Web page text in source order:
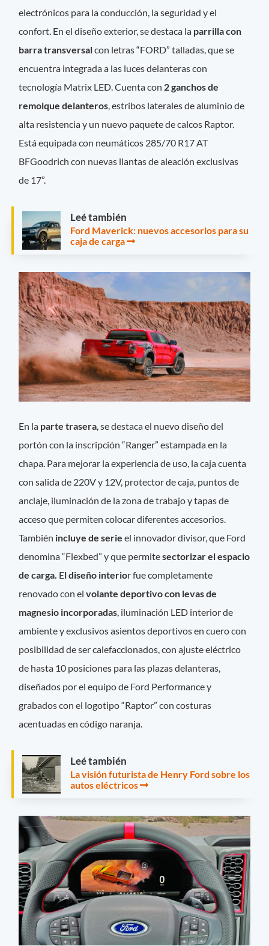
electrónicos para la conducción, la seguridad y el
confort. En el diseño exterior, se destaca la parrilla con
barra transversalcon letras “FORD” talladas, que se
encuentra integrada a las luces delanteras con
tecnología Matrix LED. Cuenta con 2 ganchos de
remolque delanteros , estribos laterales de aluminio de
alta resistencia y un nuevo paquete de calcos Raptor.
Está equipada con neumáticos 285/70 R17 AT
BFGoodrich con nuevas llantas de aleación exclusivas
de 17”.
Leé también
Ford Maverick: nuevos accesorios para su
caja de carga
En la parte trasera , se destaca el nuevo diseño del
portón con la inscripción “Ranger” estampada en la
chapa. Para mejorar la experiencia de uso, la caja cuenta
con salida de 220V y 12V, protector de caja, puntos de
anclaje, iluminación de la zona de trabajo y tapas de
acceso que permiten colocar diferentes accesorios.
También incluye de serieel innovador divisor, que Ford
denomina “Flexbed” y que permitesectorizar el espacio
de carga. El diseño interior fue completamente
renovado con el volante deportivo con levas de
magnesio incorporadas , iluminación LED interior de
ambiente y exclusivos asientos deportivos en cuero con
posibilidad de ser calefaccionados, con ajuste eléctrico
de hasta 10 posiciones para las plazas delanteras,
diseñados por el equipo de Ford Performance y
grabados con el logotipo “Raptor” con costuras
acentuadas en código naranja.
Leé también
La visión futurista de Henry Ford sobre los
autos eléctricos